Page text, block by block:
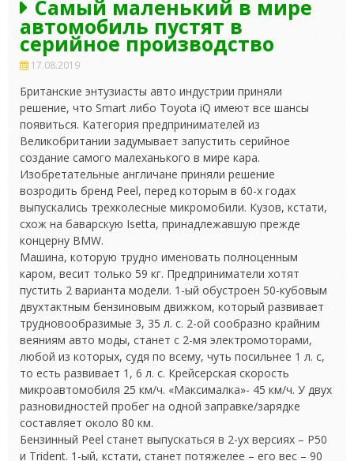
Самый маленький в мире
автомобиль пустят в
серийное производство
17.08.2019
Британские энтузиасты авто индустрии приняли
решение, что Smart либо Toyota iQ имеют все шансы
появиться. Категория предпринимателей из
Великобритании задумывает запустить серийное
создание самого малеханького в мире кара.
Изобретательные англичане приняли решение
возродить бренд Peel, перед которым в 60-х годах
выпускались трехколесные микромобили. Кузов, кстати,
схож на баварскую Isetta, принадлежавшую прежде
концерну BMW.
Машина, которую трудно именовать полноценным
каром, весит только 59 кг. Предприниматели хотят
пустить 2 варианта модели. 1-ый обустроен 50-кубовым
двухтактным бензиновым движком, который развивает
трудновообразимые 3, 35 л. с. 2-ой сообразно крайним
веяниям авто моды, станет с 2-мя электромоторами,
любой из которых, судя по всему, чуть посильнее 1 л. с,
то есть развивает 1, 6 л. с. Крейсерская скорость
микроавтомобиля 25 км/ч. «Максималка»- 45 км/ч. У двух
разновидностей пробег на одной заправке/зарядке
составляет около 80 км.
Бензинный Peel станет выпускаться в 2-ух версиях – P50
и Trident. 1-ый, кстати, станет потяжелее – его вес – 90